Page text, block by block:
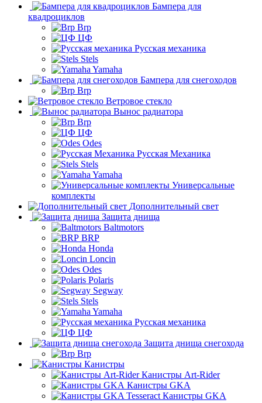
Бампера для
квадроциклов
Brp
ЦФ
Русская механика
Stels
Yamaha
Бампера для снегоходов
Brp
Ветровое стекло
Вынос радиатора
Brp
ЦФ
Odes
Русская Механика
Stels
Yamaha
Универсальные
комплекты
Дополнительный свет
Защита днища
Baltmotors
BRP
Honda
Loncin
Odes
Polaris
Segway
Stels
Yamaha
Русская механика
ЦФ
Защита днища снегохода
Brp
Канистры
Канистры Art-Rider
Канистры GKA
Канистры GKA